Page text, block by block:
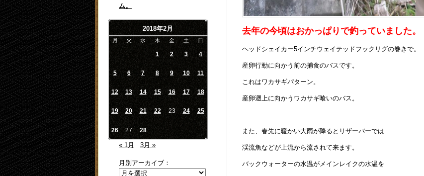
ム。
2018年2月
月 火 水 木 金 土 日
1 2 3 4
5 6 7 8 9 10 11
12 13 14 15 16 17 18
19 20 21 22 23 24 25
26 27 28
« 1月 3月 »
月別アーカイブ：
去年の今頃はおかっぱりで釣っていました。
ヘッドシェイカー5インチウェイテッドフックリグの巻きで。
産卵行動に向かう前の捕食のバスです。
これはワカサギパターン。
産卵遡上に向かうワカサギ喰いのバス。
また、春先に暖かい大雨が降るとリザーバーでは
渓流魚などが上流から流されて来ます。
バックウォーターの水温がメインレイクの水温を